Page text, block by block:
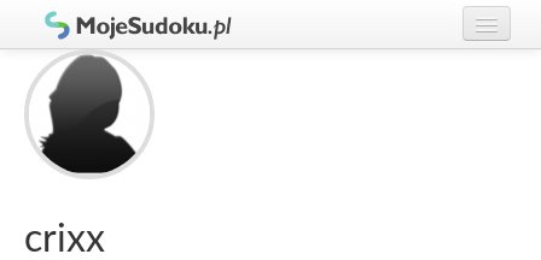
Graj w Sudoku!
Zasady Sudoku
Rankingi
Gracze
crixx